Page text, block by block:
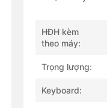
HĐH kèm
theo máy:
Trọng lượng:
Keyboard: